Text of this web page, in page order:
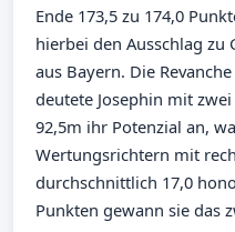
Ende 173,5 zu 174,0
hierbei den Ausschlag zu
aus Bayern. Die
deutete Josephin mit
92,5m ihr Potenzial an,
Wertungsrichtern mit
durchschnittlich 17,0
Punkten gewann sie das